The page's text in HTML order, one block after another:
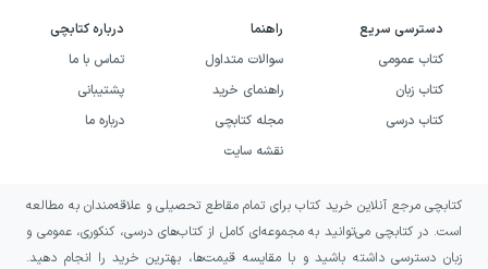
دسترسی سریع
کتاب عمومی
کتاب زبان
کتاب درسی
راهنما
سوالات متداول
راهنمای خرید
مجله کتابچی
نقشه سایت
درباره کتابچی
تماس با ما
پشتیبانی
درباره ما
کتابچی مرجع آنلاین خرید کتاب برای تمام مقاطع تحصیلی و علاقه‌مندان به مطالعه
است. در کتابچی می‌توانید به مجموعه‌ای کامل از کتاب‌های درسی، کنکوری، عمومی و
زبان دسترسی داشته باشید و با مقایسه قیمت‌ها، بهترین خرید را انجام دهید.